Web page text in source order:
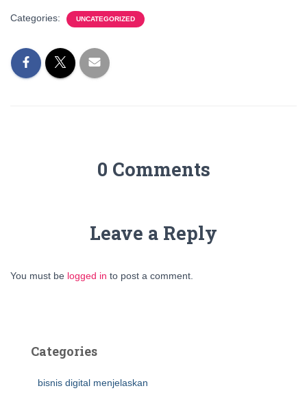
Categories: UNCATEGORIZED
0 Comments
Leave a Reply
You must be logged in to post a comment.
Categories
bisnis digital menjelaskan